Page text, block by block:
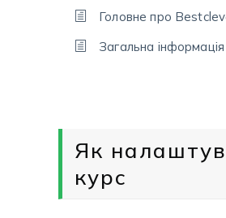
Головне про
Загальна інформація
Як
курс